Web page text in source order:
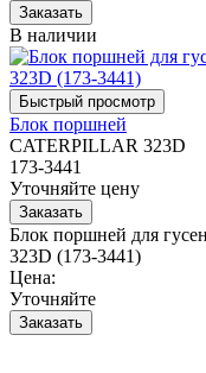
В наличии
Блок поршней
CATERPILLAR 323D
173-3441
Уточняйте цену
Блок поршней для
323D (173-3441)
Цена:
Уточняйте